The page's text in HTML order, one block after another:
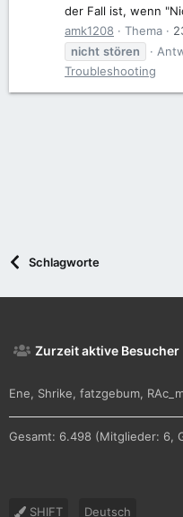
der Fall ist, wenn
amk1208
Thema
nicht stören
Troubleshooting
Schlagworte
Zurzeit aktive Besucher
Ene Shrike fatzgebum
Gesamt: 6.498 (Mitglieder: 6,
SHIFT Deutsch